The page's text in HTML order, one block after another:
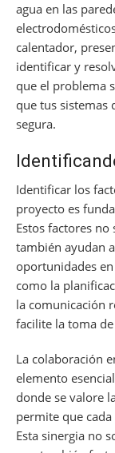
agua en las
calentador,
identificar y
que el problema
que tus sistemas
segura.
Identificar los
proyecto es
Estos factores
también ayudan
oportunidades
como la
la comunicación
facilite la toma
La colaboración
elemento
donde se valore
permite que
Esta sinergia no